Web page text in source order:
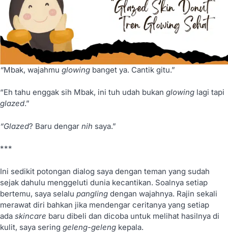
“Mbak, wajahmu glowing banget ya. Cantik gitu.”
“Eh tahu enggak sih Mbak, ini tuh udah bukan glowing lagi tapi
glazed.”
“Glazed? Baru dengar nih saya.”
***
Ini sedikit potongan dialog saya dengan teman yang sudah
sejak dahulu menggeluti dunia kecantikan. Soalnya setiap
bertemu, saya selalu pangling dengan wajahnya. Rajin sekali
merawat diri bahkan jika mendengar ceritanya yang setiap
ada skincare baru dibeli dan dicoba untuk melihat hasilnya di
kulit, saya sering geleng-geleng kepala.